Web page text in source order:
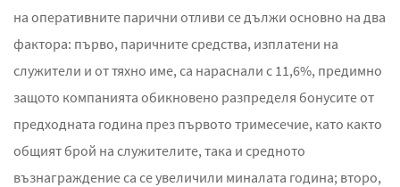
на оперативните парични отливи се дължи основно на два
фактора: първо, паричните средства, изплатени на
служители и от тяхно име, са нараснали с 11,6%, предимно
защото компанията обикновено разпределя бонусите от
предходната година през първото тримесечие, като както
общият брой на служителите, така и средното
възнаграждение са се увеличили миналата година; второ,